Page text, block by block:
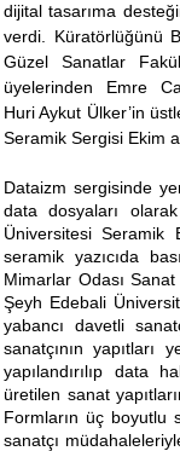
dijital tasarıma
verdi. Küratörlüğünü
Güzel Sanatlar
üyelerinden Emre
Huri Aykut Ülker’in
Seramik Sergisi Ekim
Dataizm sergisinde
data dosyaları
Üniversitesi Seramik
seramik yazıcıda
Mimarlar Odası Sanat
Şeyh Edebali
yabancı davetli
sanatçının yapıtları
yapılandırılıp data
üretilen sanat
Formların üç boyutlu
sanatçı